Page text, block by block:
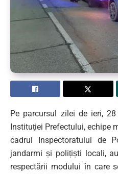
Pe parcursul zilei de ieri,
Instituției Prefectului, echipe
cadrul Inspectoratului de
jandarmi și polițiști locali,
respectării modului în care